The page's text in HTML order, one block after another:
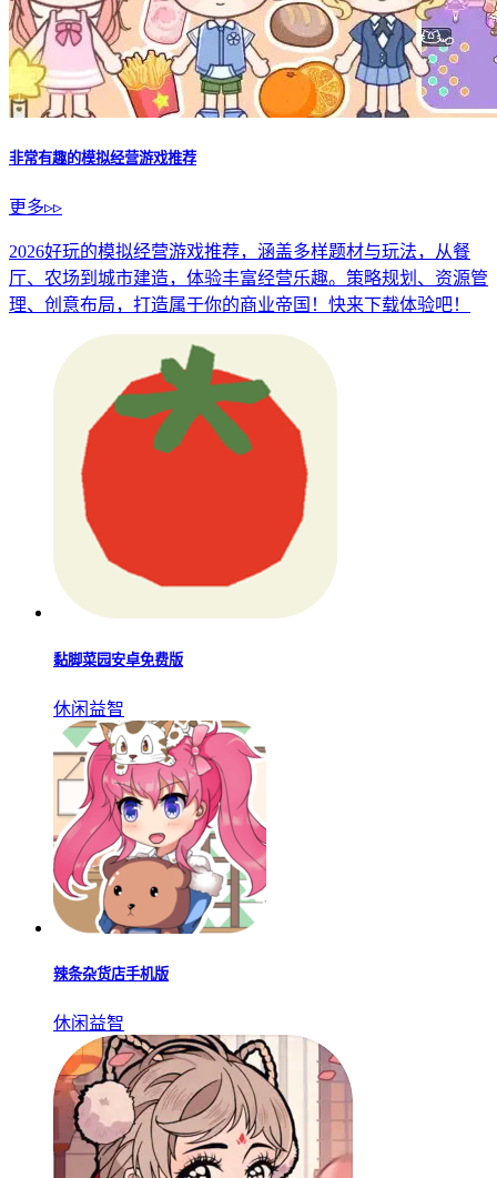
非常有趣的模拟经营游戏推荐
更多▹▹
2026好玩的模拟经营游戏推荐，涵盖多样题材与玩法，从餐
厅、农场到城市建造，体验丰富经营乐趣。策略规划、资源管
理、创意布局，打造属于你的商业帝国！快来下载体验吧！
黏脚菜园安卓免费版
休闲益智
辣条杂货店手机版
休闲益智